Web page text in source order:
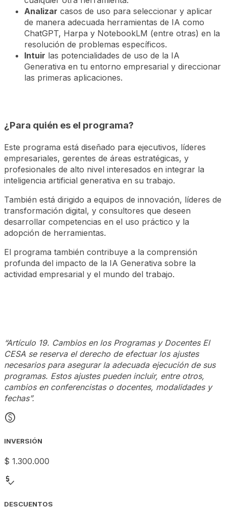
Analizar casos de uso para seleccionar y aplicar
de manera adecuada herramientas de IA como
ChatGPT, Harpa y NotebookLM (entre otras) en la
resolución de problemas específicos.
Intuir las potencialidades de uso de la IA
Generativa en tu entorno empresarial y direccionar
las primeras aplicaciones.
¿Para quién es el programa?
Este programa está diseñado para ejecutivos, líderes
empresariales, gerentes de áreas estratégicas, y
profesionales de alto nivel interesados en integrar la
inteligencia artificial generativa en su trabajo.
También está dirigido a equipos de innovación, líderes de
transformación digital, y consultores que deseen
desarrollar competencias en el uso práctico y la
adopción de herramientas.
El programa también contribuye a la comprensión
profunda del impacto de la IA Generativa sobre la
actividad empresarial y el mundo del trabajo.
“Artículo 19. Cambios en los Programas y Docentes El
CESA se reserva el derecho de efectuar los ajustes
necesarios para asegurar la adecuada ejecución de sus
programas. Estos ajustes pueden incluir, entre otros,
cambios en conferencistas o docentes, modalidades y
fechas”.
monetization_on
INVERSIÓN
$ 1.300.000
price_check
DESCUENTOS